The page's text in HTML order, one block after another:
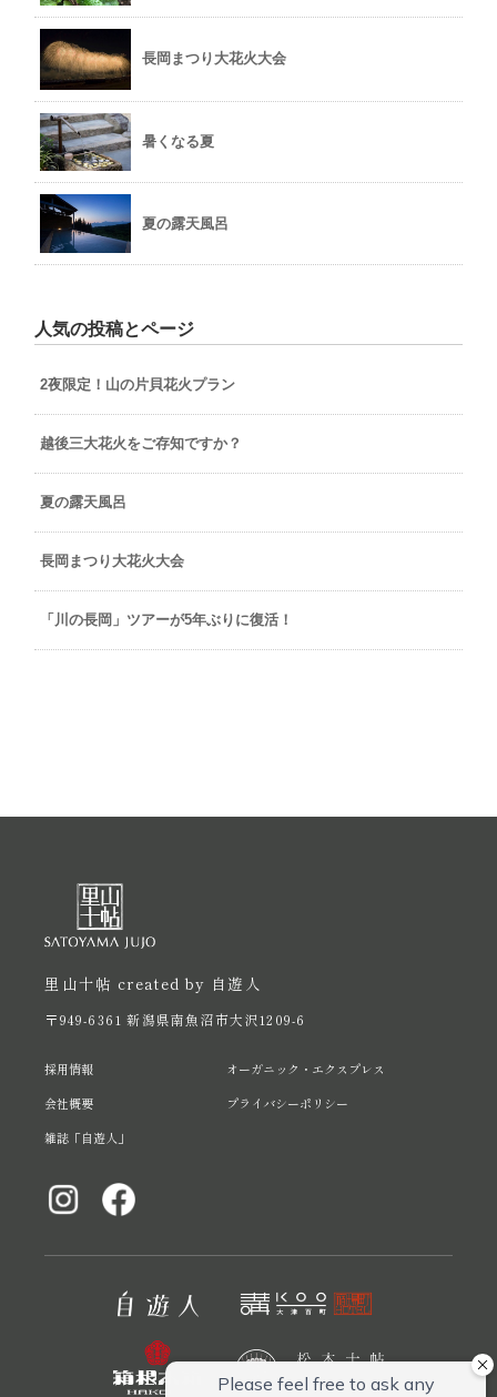
長岡まつり大花火大会
暑くなる夏
夏の露天風呂
人気の投稿とページ
2夜限定！山の片貝花火プラン
越後三大花火をご存知ですか？
夏の露天風呂
長岡まつり大花火大会
「川の長岡」ツアーが5年ぶりに復活！
里山十帖 created by 自遊人
〒949-6361 新潟県南魚沼市大沢1209-6
採用情報
会社概要
雑誌「自遊人」
オーガニック・エクスプレス
プライバシーポリシー